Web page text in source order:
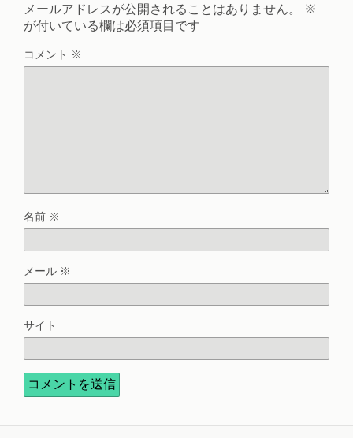
メールアドレスが公開されることはありません。
※
が付いている欄は必須項目です
コメント ※
名前 ※
メール ※
サイト